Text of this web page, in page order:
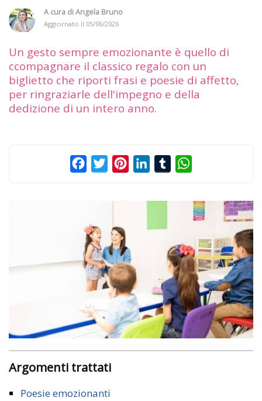
A cura diAngela Bruno
Aggiornato il 05/06/2026
Un gesto sempre emozionante è quello di
ccompagnare il classico regalo con un
biglietto che riporti frasi e poesie di affetto,
per ringraziarle dell'impegno e della
dedizione di un intero anno.
FacebookTwitterPinterestLinkedInTumblr
Argomenti trattati
Poesie emozionanti